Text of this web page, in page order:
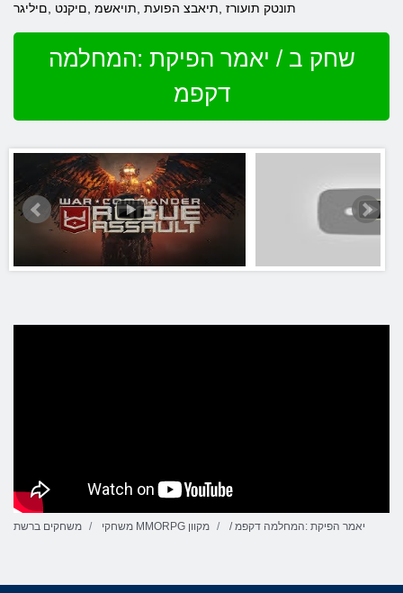
תונטק תועורז ,תיאבצ הפועת ,תויאשמ ,םיקנט ,םיליגר
שחק ב / יאמר הפיקת :המחלמה
דקפמ
משחקים ברשת משחקי MMORPG מקוון / יאמר הפיקת :המחלמה דקפמ